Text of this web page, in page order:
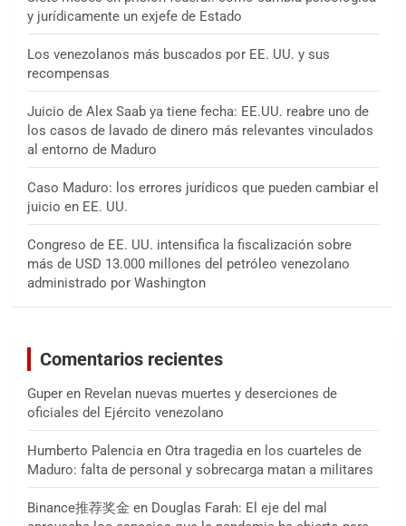
y jurídicamente un exjefe de Estado
Los venezolanos más buscados por EE. UU. y sus
recompensas
Juicio de Alex Saab ya tiene fecha: EE.UU. reabre uno de
los casos de lavado de dinero más relevantes vinculados
al entorno de Maduro
Caso Maduro: los errores jurídicos que pueden cambiar el
juicio en EE. UU.
Congreso de EE. UU. intensifica la fiscalización sobre
más de USD 13.000 millones del petróleo venezolano
administrado por Washington
Comentarios recientes
Guper en Revelan nuevas muertes y deserciones de
oficiales del Ejército venezolano
Humberto Palencia en Otra tragedia en los cuarteles de
Maduro: falta de personal y sobrecarga matan a militares
Binance推荐奖金 en Douglas Farah: El eje del mal